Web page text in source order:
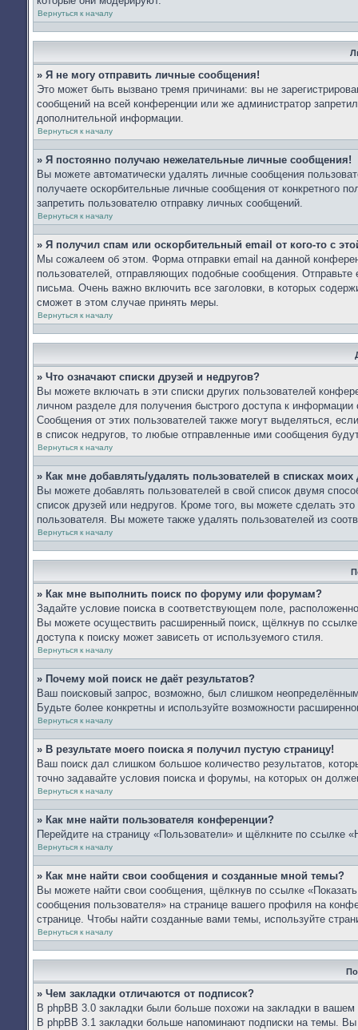
Вернуться к началу
» Я не могу отправить личные сообщения!
Это может быть вызвано тремя причинами: вы не
сообщений на всей конференции или же администратор
дополнительной информации.
Вернуться к началу
» Я постоянно получаю нежелательные личные сообщения!
Вы можете автоматически удалять личные сообщения
получаете оскорбительные личные сообщения от конкретного
запретить пользователю отправку личных сообщений.
Вернуться к началу
» Я получил спам или оскорбительный email от кого-то с
Мы сожалеем об этом. Форма отправки email на данной
пользователей, отправляющих подобные сообщения.
письма. Очень важно включить все заголовки, в которых
сможет в этом случае принять меры.
Вернуться к началу
» Что означают списки друзей и недругов?
Вы можете включать в эти списки других пользователей
личном разделе для получения быстрого доступа к
Сообщения от этих пользователей также могут выделяться,
в список недругов, то любые отправленные ими сообщения
Вернуться к началу
» Как мне добавлять/удалять пользователей в списках моих
Вы можете добавлять пользователей в свой список двумя
список друзей или недругов. Кроме того, вы можете сделать
пользователя. Вы можете также удалять пользователей из
Вернуться к началу
» Как мне выполнить поиск по форуму или форумам?
Задайте условие поиска в соответствующем поле,
Вы можете осуществить расширенный поиск, щёлкнув по
доступа к поиску может зависеть от используемого стиля.
Вернуться к началу
» Почему мой поиск не даёт результатов?
Ваш поисковый запрос, возможно, был слишком
Будьте более конкретны и используйте возможности
Вернуться к началу
» В результате моего поиска я получил пустую страницу!
Ваш поиск дал слишком большое количество результатов,
точно задавайте условия поиска и форумы, на которых он
Вернуться к началу
» Как мне найти пользователя конференции?
Перейдите на страницу «Пользователи» и щёлкните по ссылке
Вернуться к началу
» Как мне найти свои сообщения и созданные мной темы?
Вы можете найти свои сообщения, щёлкнув по ссылке
сообщения пользователя» на странице вашего профиля на
странице. Чтобы найти созданные вами темы, используйте
Вернуться к началу
» Чем закладки отличаются от подписок?
В phpBB 3.0 закладки были больше похожи на закладки в
В phpBB 3.1 закладки больше напоминают подписки на темы.